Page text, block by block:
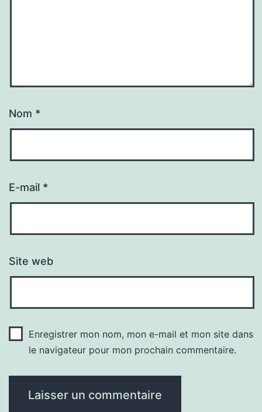
Nom *
E-mail *
Site web
Enregistrer mon nom, mon e-mail et mon site dans
le navigateur pour mon prochain commentaire.